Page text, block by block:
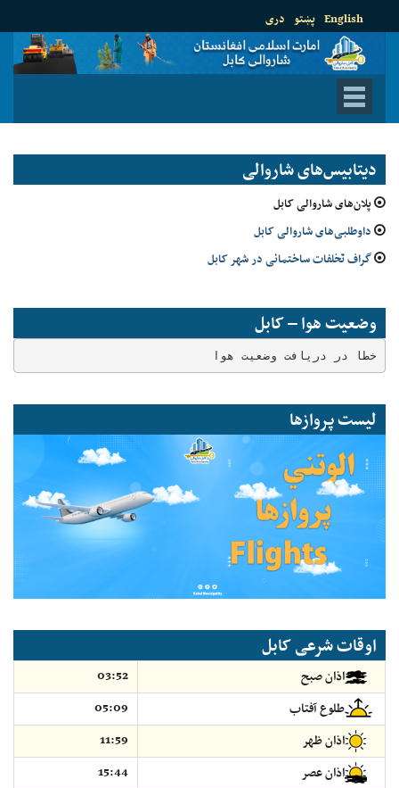
دری پښتو English
دیتابیس‌های شاروالی
پلان‌های شاروالی کابل
داوطلبی‌های شاروالی کابل
گراف تخلفات ساختمانی در شهر کابل
وضعیت هوا – کابل
خطا در دریافت وضعیت هوا
لیست پروازها
اوقات شرعی کابل
اذان صبح
03:52
طلوع آفتاب
05:09
اذان ظهر
11:59
اذان عصر
15:44